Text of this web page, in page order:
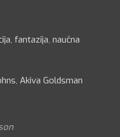
, fantazija, naučna
, Akiva Goldsman